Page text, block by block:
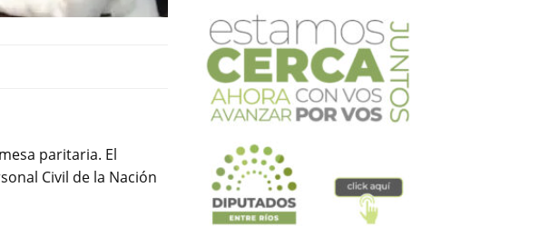
paritaria. El
Civil de la Nación